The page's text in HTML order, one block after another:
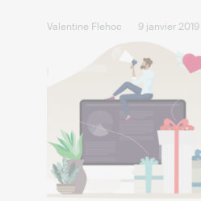
Valentine Flehoc 9 janvier 2019